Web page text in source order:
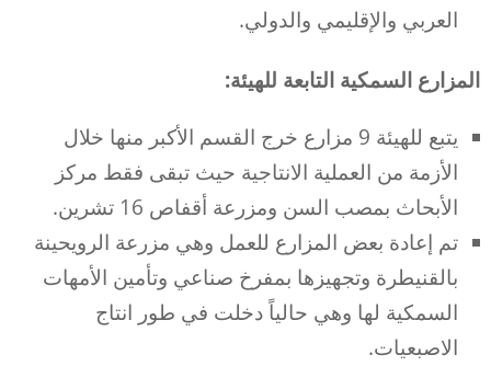
العربي والإقليمي والدولي.
المزارع السمكية التابعة للهيئة:
يتبع للهيئة 9 مزارع خرج القسم الأكبر منها خلال
الأزمة من العملية الانتاجية حيث تبقى فقط مركز
الأبحاث بمصب السن ومزرعة أقفاص 16 تشرين.
تم إعادة بعض المزارع للعمل وهي مزرعة الرويحينة
بالقنيطرة وتجهيزها بمفرخ صناعي وتأمين الأمهات
السمكية لها وهي حالياً دخلت في طور انتاج
الاصبعيات.